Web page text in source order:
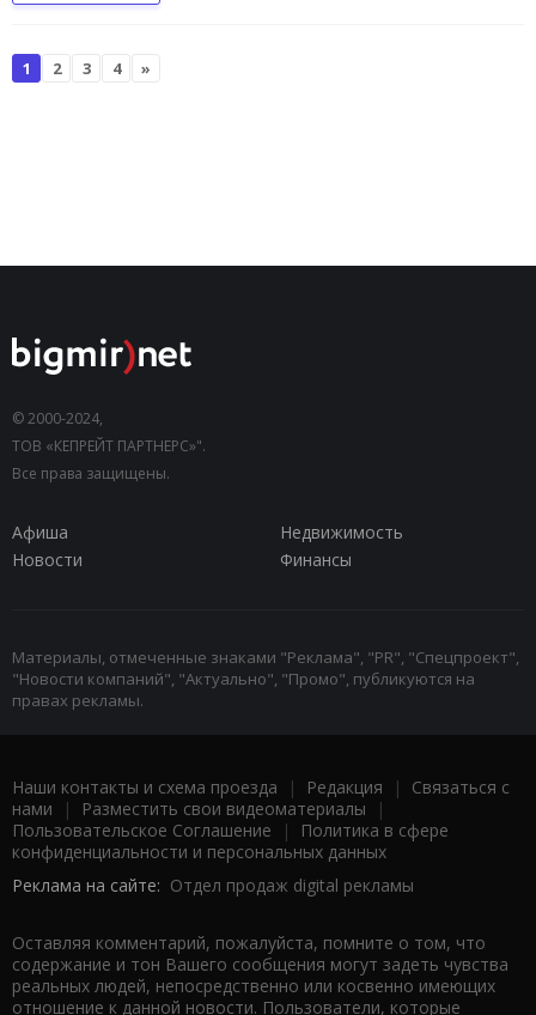
1 2 3 4 »
© 2000-2024,
ТОВ «КЕПРЕЙТ ПАРТНЕРС»".
Все права защищены.
Афиша
Недвижимость
Новости
Финансы
Материалы, отмеченные знаками "Реклама", "PR", "Спецпроект",
"Новости компаний", "Актуально", "Промо", публикуются на
правах рекламы.
Наши контакты и схема проезда | Редакция | Связаться с
нами | Разместить свои видеоматериалы |
Пользовательское Соглашение |
Политика в сфере
конфиденциальности и персональных данных
Реклама на сайте: Отдел продаж digital рекламы
Оставляя комментарий, пожалуйста, помните о том, что
содержание и тон Вашего сообщения могут задеть чувства
реальных людей, непосредственно или косвенно имеющих
отношение к данной новости. Пользователи, которые